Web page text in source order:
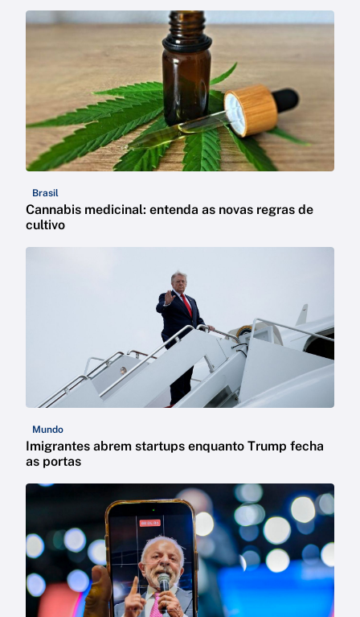
Brasil
Cannabis medicinal: entenda as novas regras de
cultivo
Mundo
Imigrantes abrem startups enquanto Trump fecha
as portas